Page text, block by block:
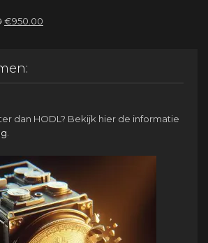
Oorspronkelijke
€950.00
dan HODL? Bekijk hier de informatie